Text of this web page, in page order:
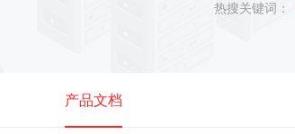
热搜关键词：
产品文档